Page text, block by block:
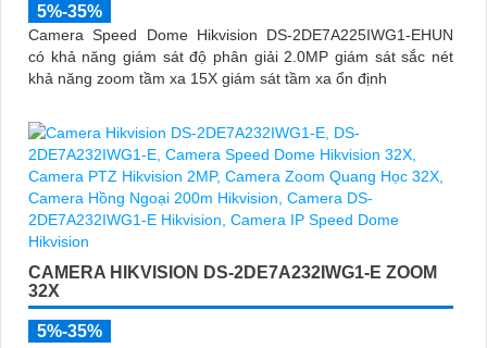
5%-35%
Camera Speed Dome Hikvision DS-2DE7A225IWG1-EHUN
có khả năng giám sát độ phân giải 2.0MP giám sát sắc nét
khả năng zoom tầm xa 15X giám sát tầm xa ổn định
CAMERA HIKVISION DS-2DE7A232IWG1-E ZOOM
32X
5%-35%